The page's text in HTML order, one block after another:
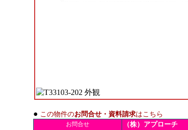
● この物件のお問合せ・資料請求はこちら
お問合せ （株）アプローチ